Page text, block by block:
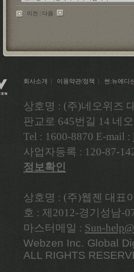
이전 다음
회사소개 이용약관/정책 썬:뉴에디
상호명 : (주)네오위즈
판교로 645번길 14 네
Tel : 1600-8870 E-mail :
사업자등록 : 120-87-
정보확인
상호명 : (주)웹젠 대표
호 : 제2012-경기성남-
마스터메일 : Sun-
Webzen Inc. Global
ALL RIGHTS